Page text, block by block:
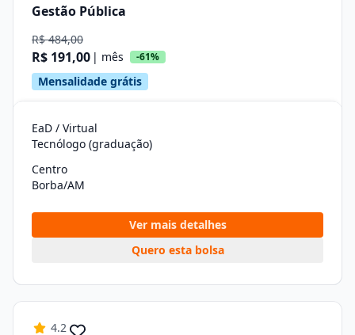
Gestão Pública
R$ 484,00
R$ 191,00 | mês -61%
Mensalidade grátis
EaD / Virtual
Tecnólogo (graduação)
Centro
Borba/AM
Ver mais detalhes
Quero esta bolsa
4.2